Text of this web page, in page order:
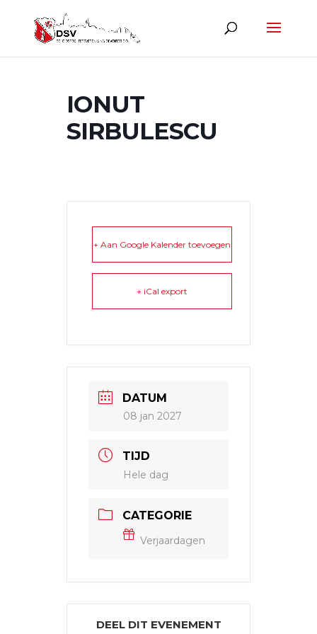
IONUT
SIRBULESCU
+ Aan Google Kalender toevoegen
+ iCal export
DATUM
08 jan 2027
TIJD
Hele dag
CATEGORIE
Verjaardagen
DEEL DIT EVENEMENT